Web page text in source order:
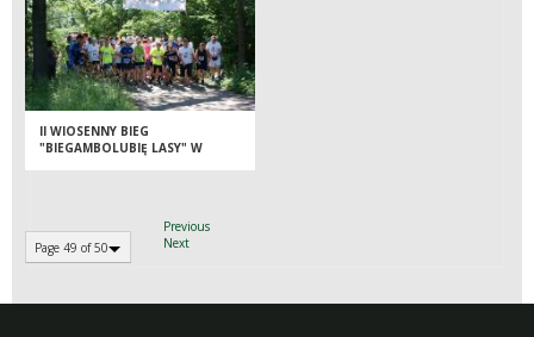
II WIOSENNY BIEG
"BIEGAMBOLUBIĘ LASY" W
Page 49 of 50
Previous
Next